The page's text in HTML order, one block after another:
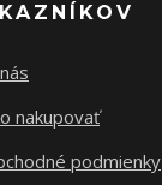
nakupovať
podmienky